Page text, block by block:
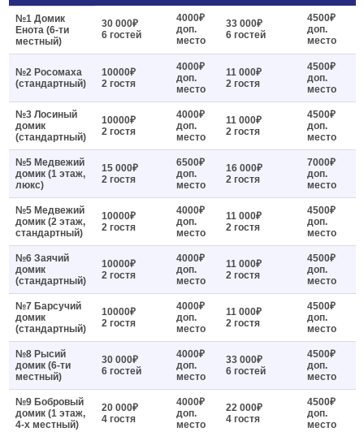
№1 Домик
Енота (6-ти
местный)
30 000₽
6 гостей
4000₽
доп.
место
33 000₽
6 гостей
4500₽
доп.
место
№2 Росомаха
(стандартный)
10000₽
2 гостя
4000₽
доп.
место
11 000₽
2 гостя
4500₽
доп.
место
№3 Лосиный
домик
(стандартный)
10000₽
2 гостя
4000₽
доп.
место
11 000₽
2 гостя
4500₽
доп.
место
№5 Медвежий
домик (1 этаж,
люкс)
15 000₽
2 гостя
6500₽
доп.
место
16 000₽
2 гостя
7000₽
доп.
место
№5 Медвежий
домик (2 этаж,
стандартный)
10000₽
2 гостя
4000₽
доп.
место
11 000₽
2 гостя
4500₽
доп.
место
№6 Заячий
домик
(стандартный)
10000₽
2 гостя
4000₽
доп.
место
11 000₽
2 гостя
4500₽
доп.
место
№7 Барсучий
домик
(стандартный)
10000₽
2 гостя
4000₽
доп.
место
11 000₽
2 гостя
4500₽
доп.
место
№8 Рысий
домик (6-ти
местный)
30 000₽
6 гостей
4000₽
доп.
место
33 000₽
6 гостей
4500₽
доп.
место
№9 Бобровый
домик (1 этаж,
4-х местный)
20 000₽
4 гостя
4000₽
доп.
место
22 000₽
4 гостя
4500₽
доп.
место